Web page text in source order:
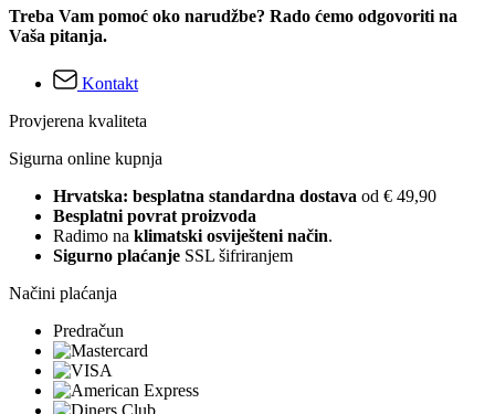
Treba Vam pomoć oko narudžbe? Rado ćemo odgovoriti na
Vaša pitanja.
Kontakt
Provjerena kvaliteta
Sigurna online kupnja
Hrvatska: besplatna standardna dostava od € 49,90
Besplatni povrat proizvoda
Radimo na klimatski osviješteni način.
Sigurno plaćanje SSL šifriranjem
Načini plaćanja
Predračun